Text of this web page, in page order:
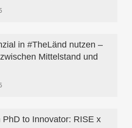
in #TheLänd nutzen –
Mittelstand und
to Innovator: RISE x